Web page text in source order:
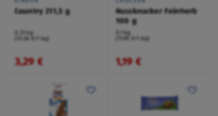
Country 211,5 g
0,21 kg
(15,56 €/1 kg)
3,29 €
Nussknacker Feinherb
100 g
0,1 kg
(11,90 €/1 kg)
1,19 €